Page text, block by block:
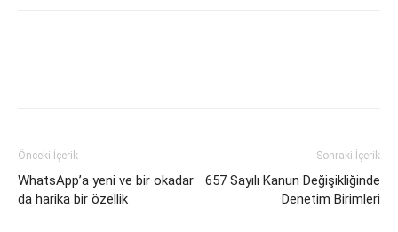
Önceki İçerik
WhatsApp’a yeni ve bir okadar
da harika bir özellik
Sonraki İçerik
657 Sayılı Kanun Değişikliğinde
Denetim Birimleri